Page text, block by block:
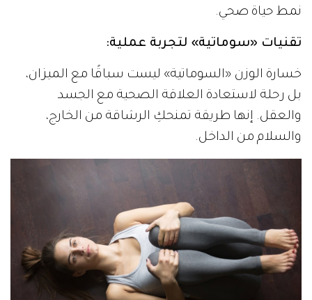
نمط حياة صحي.
تقنيات «سوماتية» لتجربة عملية:
خسارة الوزن «السوماتية» ليست سباقًا مع الميزان،
بل رحلة لاستعادة العلاقة الصحية مع الجسد
والعقل. إنها طريقة تمنحكِ الرشاقة من الخارج،
والسلام من الداخل.